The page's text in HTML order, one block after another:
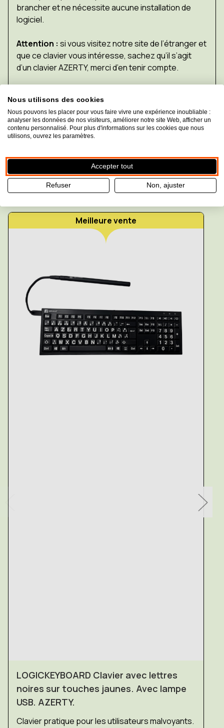
brancher et ne nécessite aucune installation de
logiciel.
Attention : si vous visitez notre site de l’étranger et
que ce clavier vous intéresse, sachez qu’il s’agit
d’un clavier AZERTY, merci d’en tenir compte.
Fermer la description
Caractéristiques techniques
Caractéristiques techniques
Meilleure vente
LOGICKEYBOARD Clavier avec lettres
noires sur touches jaunes. Avec lampe
USB. AZERTY.
Clavier pratique pour les utilisateurs malvoyants.
Nous utilisons des cookies
Nous pouvons les placer pour vous faire vivre une expérience inoubliable :
analyser les données de nos visiteurs, améliorer notre site Web, afficher un
contenu personnalisé. Pour plus d'informations sur les cookies que nous
utilisons, ouvrez les paramètres.
Accepter tout
Refuser Non, ajuster